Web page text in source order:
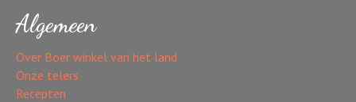
Algemeen
Over Boer winkel van het land
Onze telers
Recepten